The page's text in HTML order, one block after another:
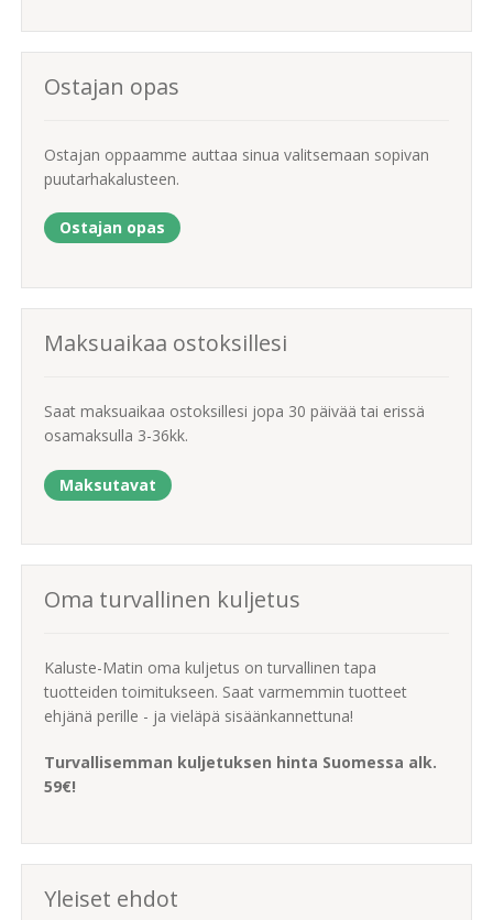
Ostajan opas
Ostajan oppaamme auttaa sinua valitsemaan sopivan
puutarhakalusteen.
Ostajan opas
Maksuaikaa ostoksillesi
Saat maksuaikaa ostoksillesi jopa 30 päivää tai erissä
osamaksulla 3-36kk.
Maksutavat
Oma turvallinen kuljetus
Kaluste-Matin oma kuljetus on turvallinen tapa
tuotteiden toimitukseen. Saat varmemmin tuotteet
ehjänä perille - ja vieläpä sisäänkannettuna!
Turvallisemman kuljetuksen hinta Suomessa alk.
59€!
Yleiset ehdot